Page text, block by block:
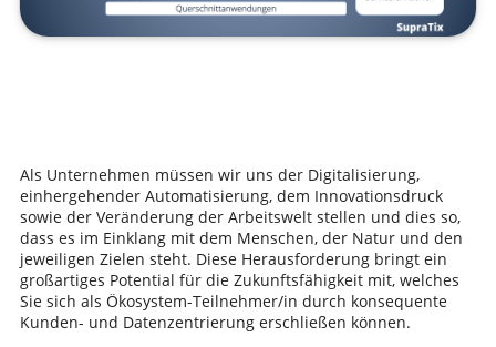
Als Unternehmen müssen wir uns der Digitalisierung,
einhergehender Automatisierung, dem Innovationsdruck
sowie der Veränderung der Arbeitswelt stellen und dies so,
dass es im Einklang mit dem Menschen, der Natur und den
jeweiligen Zielen steht. Diese Herausforderung bringt ein
großartiges Potential für die Zukunftsfähigkeit mit, welches
Sie sich als Ökosystem-Teilnehmer/in durch konsequente
Kunden- und Datenzentrierung erschließen können.